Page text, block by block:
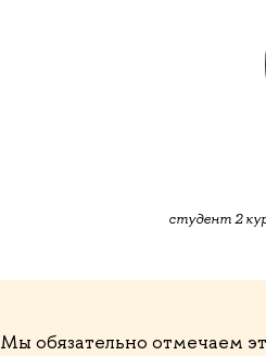
студент 2
Мы обязательно отмечаем